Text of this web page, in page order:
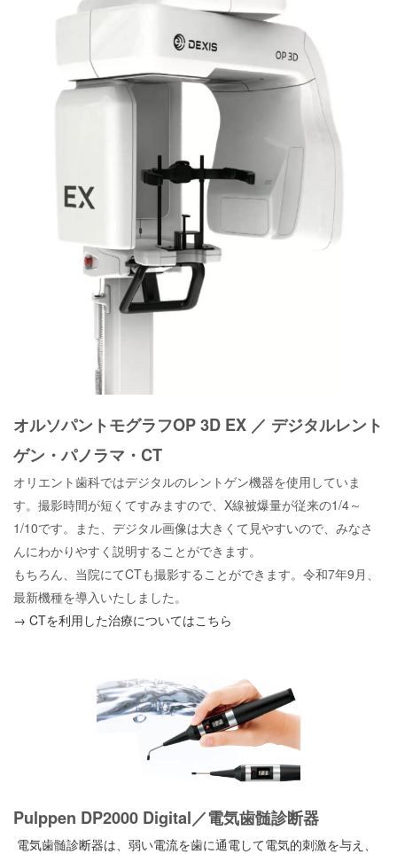
オルソパントモグラフOP 3D EX ／ デジタルレント
ゲン・パノラマ・CT
オリエント歯科ではデジタルのレントゲン機器を使用していま
す。 撮影時間が短くてすみますので、 X線被爆量が従来の1/4～
1/10です。 また、デジタル画像は大きくて 見やすいので、みなさ
んにわかりやすく説明することができます。
もちろん、当院にてCTも撮影することができます。令和7年9月、
最新機種を導入いたしました。
→ CTを利用した治療についてはこちら
Pulppen DP2000 Digital／電気歯髄診断器
電気歯髄診断器は、弱い電流を歯に通電して電気的刺激を与え、